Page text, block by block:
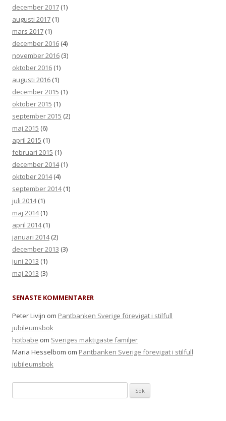
december 2017 (1)
augusti 2017 (1)
mars 2017 (1)
december 2016 (4)
november 2016 (3)
oktober 2016 (1)
augusti 2016 (1)
december 2015 (1)
oktober 2015 (1)
september 2015 (2)
maj 2015 (6)
april 2015 (1)
februari 2015 (1)
december 2014(1)
oktober 2014(4)
september 2014(1)
juli 2014(1)
maj 2014(1)
april 2014(1)
januari 2014(2)
december 2013 (3)
juni 2013 (1)
maj 2013 (3)
SENASTE KOMMENTARER
Peter Livijn om Pantbanken Sverige förevigat i stilfull
jubileumsbok
hotbabe om Sveriges mäktigaste familjer
Maria Hesselbom om Pantbanken Sverige förevigat i stilfull
jubileumsbok